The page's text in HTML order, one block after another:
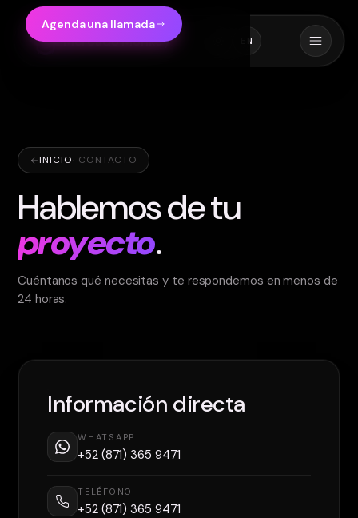
Mercado Monkey EN
Agenda una llamada
INICIO· CONTACTO
Hablemos de tu
proyecto.
Cuéntanos qué necesitas y te respondemos en menos de
24 horas.
Información directa
WHATSAPP
+52 (871) 365 9471
TELÉFONO
+52 (871) 365 9471